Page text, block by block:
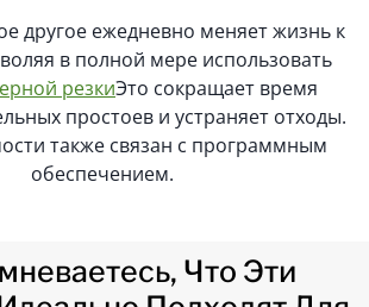
другое ежедневно меняет жизнь к
в полной мере использовать
резкиЭто сокращает время
простоев и устраняет отходы.
также связан с программным
обеспечением.
Что Эти